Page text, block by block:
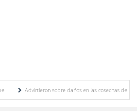
Advirtieron sobre daños en las cosechas de los Andes ante